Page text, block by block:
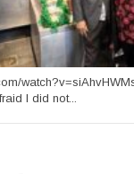
I did not...